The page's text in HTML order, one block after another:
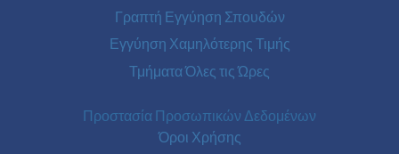
Γραπτή Εγγύηση Σπουδών
Εγγύηση Χαμηλότερης Τιμής
Τμήματα Όλες τις Ώρες
Προστασία Προσωπικών Δεδομένων
Όροι Χρήσης